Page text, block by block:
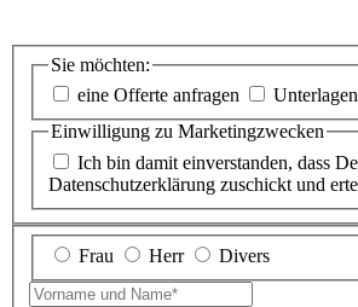
Sie möchten:
eine Offerte anfragen
Einwilligung zu Marketingzwecken
Ich bin damit einverstanden, dass
Datenschutzerklärung zuschickt und
Frau Herr Divers